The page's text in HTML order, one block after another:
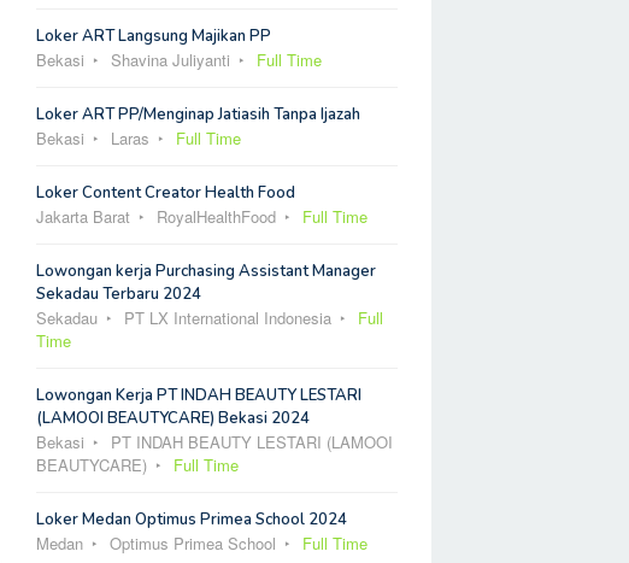
Loker ART Langsung Majikan PP
Bekasi Shavina Juliyanti Full Time
Loker ART PP/Menginap Jatiasih Tanpa Ijazah
Bekasi Laras Full Time
Loker Content Creator Health Food
Jakarta Barat RoyalHealthFood Full Time
Lowongan kerja Purchasing Assistant Manager
Sekadau Terbaru 2024
Sekadau PT LX International Indonesia
Full
Time
Lowongan Kerja PT INDAH BEAUTY LESTARI
(LAMOOI BEAUTYCARE) Bekasi 2024
Bekasi
PT INDAH BEAUTY LESTARI (LAMOOI
BEAUTYCARE)
Full Time
Loker Medan Optimus Primea School 2024
Medan Optimus Primea School Full Time